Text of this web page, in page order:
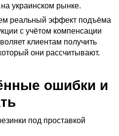
украинском рынке.
реальный эффект подъёма
с учётом компенсации
клиентам получить
они рассчитывают.
ошибки и
под проставкой